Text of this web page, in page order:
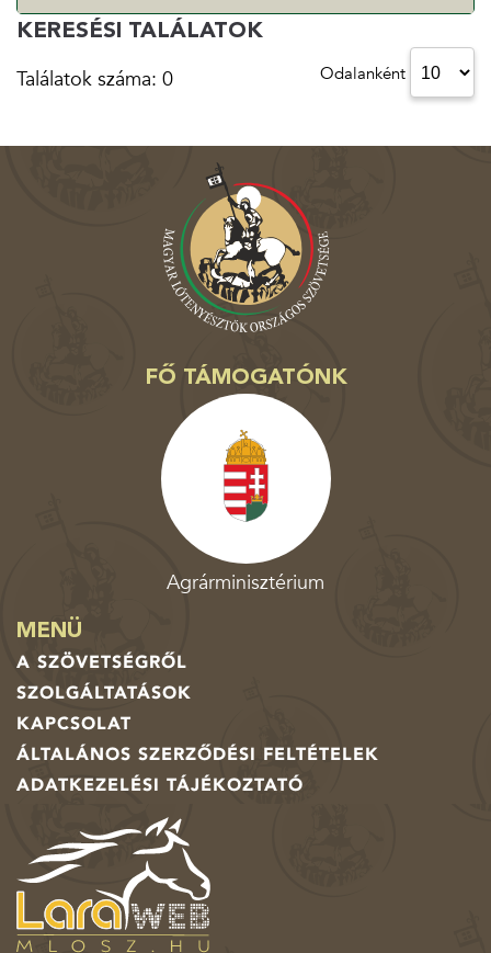
KERESÉSI TALÁLATOK
Találatok száma: 0 Odalanként
FŐ TÁMOGATÓNK
Agrárminisztérium
MENÜ
A SZÖVETSÉGRŐL
SZOLGÁLTATÁSOK
KAPCSOLAT
ÁLTALÁNOS SZERZŐDÉSI FELTÉTELEK
ADATKEZELÉSI TÁJÉKOZTATÓ